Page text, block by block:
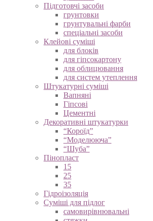
Підготовчі засоби
грунтовки
грунтувальні фарби
спеціальні засоби
Клейові суміші
для блоків
для гіпсокартону
для облицювання
для систем утеплення
Штукатурні суміші
Вапняні
Гіпсові
Цементні
Декоративні штукатурки
“Короїд”
“Моделююча”
“Шуба”
Пінопласт
15
25
35
Гідроізоляція
Суміші для підлог
самовирівнювальні